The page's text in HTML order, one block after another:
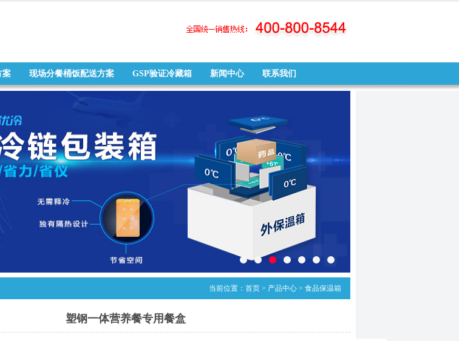
案 现场分餐桶饭配送方案 GSP验证冷藏箱 新闻中心 联系我们
当前位置： 首页> 产品中心> 食品保温箱
塑钢一体营养餐专用餐盒